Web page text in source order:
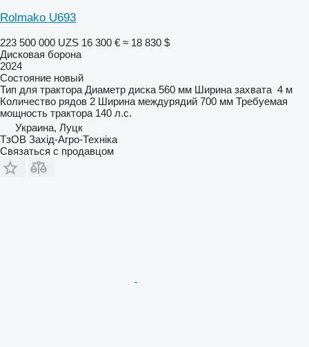
Rolmako U693
223 500 000 UZS 16 300 € ≈ 18 830 $
Дисковая борона
2024
Состояние новый
Тип для трактора Диаметр диска 560 мм Ширина захвата 4 м
Количество рядов 2 Ширина междурядий 700 мм Требуемая
мощность трактора 140 л.с.
Украина, Луцк
ТзОВ Захід-Агро-Техніка
Связаться с продавцом